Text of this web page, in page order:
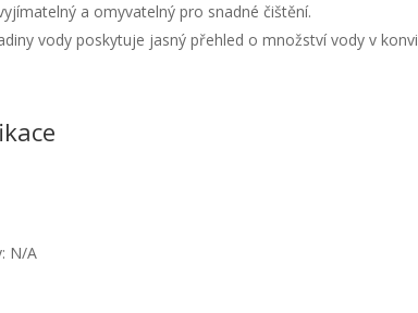
a omyvatelný pro snadné čištění.
vody poskytuje jasný přehled o množství vody v
N/A